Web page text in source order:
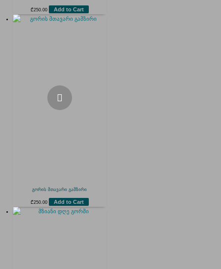
₾250.00 Add to Cart
გორის მთავარი გამზირი
₾250.00 Add to Cart